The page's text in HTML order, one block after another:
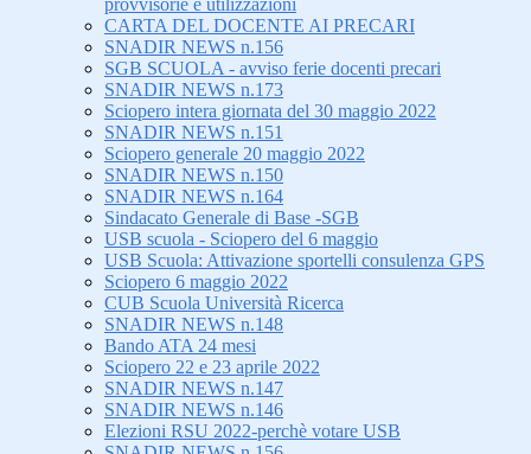
provvisorie e utilizzazioni
CARTA DEL DOCENTE AI PRECARI
SNADIR NEWS n.156
SGB SCUOLA - avviso ferie docenti precari
SNADIR NEWS n.173
Sciopero intera giornata del 30 maggio 2022
SNADIR NEWS n.151
Sciopero generale 20 maggio 2022
SNADIR NEWS n.150
SNADIR NEWS n.164
Sindacato Generale di Base -SGB
USB scuola - Sciopero del 6 maggio
USB Scuola: Attivazione sportelli consulenza GPS
Sciopero 6 maggio 2022
CUB Scuola Università Ricerca
SNADIR NEWS n.148
Bando ATA 24 mesi
Sciopero 22 e 23 aprile 2022
SNADIR NEWS n.147
SNADIR NEWS n.146
Elezioni RSU 2022-perchè votare USB